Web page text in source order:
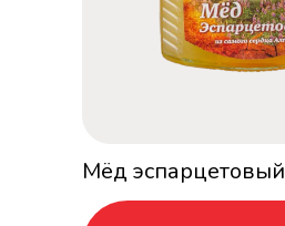
Мёд эспарцетовый